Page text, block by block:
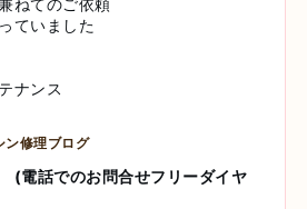
ねてのご依頼
ていました
ナンス
ン修理ブログ
(電話でのお問合せフリーダイヤ